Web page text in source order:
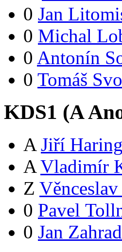
0 Jan
0 Michal
0 Antonín
0 Tomáš
KDS1 (A
A Jiří
A Vladimír
Z
0 Pavel
0 Jan